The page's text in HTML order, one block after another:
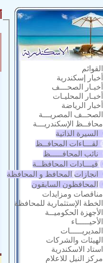
القوائم
أخبار إسكندرية
أخبـار الصحـــف
أخبـار المحليـات
أخبار الرياضة
الصحــف المصريـــة
محافــظ الإسكندريـــة
السيرة الذاتية
لقـــاءات المحافــظ
نائب المحافـــــظ
قيـــادات المحافظــة
انجازات المحافظ و المحافظة
المحافظون السابقون
مناقصات ومزايدات
الخطة الإستثمارية للمحافظة
الأجهزة الحكوميــة
الأحيـــــاء
المديريـــــات
الهيئات والشركات
استاد الاسكندرية
مركز النيل للاعلام